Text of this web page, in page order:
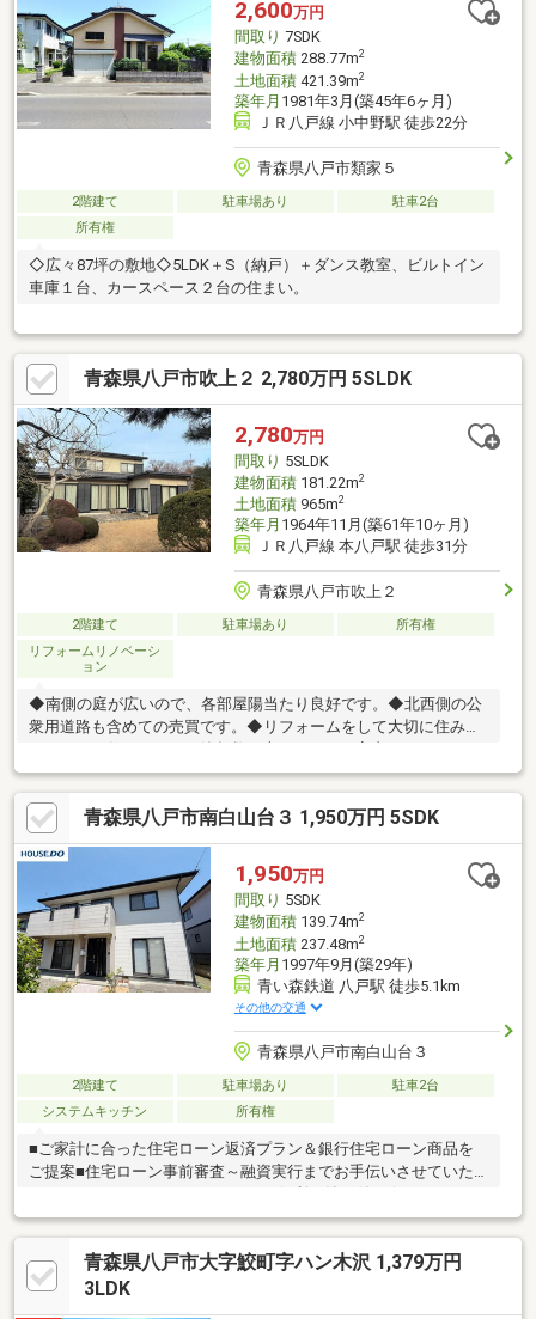
2,600万円
間取り 7SDK
建物面積288.77m2
土地面積421.39m2
築年月 1981年3月(築45年6ヶ月)
ＪＲ八戸線 小中野駅 徒歩22分
青森県八戸市類家５
2階建て 駐車場あり
駐車2台
所有権
◇広々87坪の敷地◇5LDK＋S（納戸）＋ダンス教室、ビルトイン
車庫１台、カースペース２台の住まい。
青森県八戸市吹上２ 2,780万円 5SLDK
2,780万円
間取り 5SLDK
建物面積181.22m2
土地面積965m2
築年月 1964年11月(築61年10ヶ月)
ＪＲ八戸線 本八戸駅 徒歩31分
青森県八戸市吹上２
2階建て 駐車場あり
所有権
リフォームリノベーシ
ョン
◆南側の庭が広いので、各部屋陽当たり良好です。◆北西側の公
衆用道路も含めての売買です。◆リフォームをして大切に住みつ
す。◆現在ご入居中ですので、内覧の際は事前にご予約をお願い
致します。
青森県八戸市南白山台３ 1,950万円 5SDK
1,950万円
間取り 5SDK
建物面積139.74m2
土地面積237.48m2
築年月 1997年9月(築29年)
青い森鉄道 八戸駅 徒歩5.1km
その他の交通
青森県八戸市南白山台３
2階建て 駐車場あり
駐車2台
システムキッチン
所有権
■ご家計に合った住宅ローン返済プラン＆銀行住宅ローン商品を
ご提案■住宅ローン事前審査～融資実行までお手伝いさせていた
ングが楽しめる庭付き♪四季の移ろいが身近に感じられます♪▽仕
事や趣味の作業が捗る書斎は窓が設けられているため、圧迫感が
軽減され換気もしやすいです！≪周辺環境≫▽アジサイ公園まで
徒歩2分(約120m)▽ファミリマート 八戸ニュータウン西店まで徒
青森県八戸市大字鮫町字ハン木沢 1,379万円
3LDK